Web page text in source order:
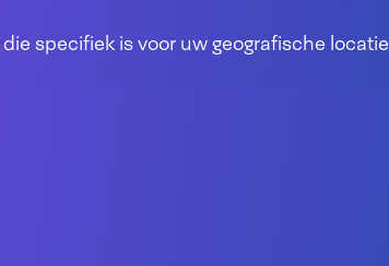
specifiek is voor uw geografische locatie